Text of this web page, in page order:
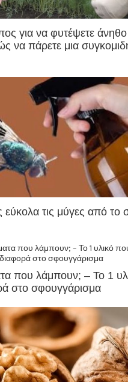
για να φυτέψετε
να πάρετε μια
τις μύγες από το
που λάμπουν; – Το 1
στο σφουγγάρισμα